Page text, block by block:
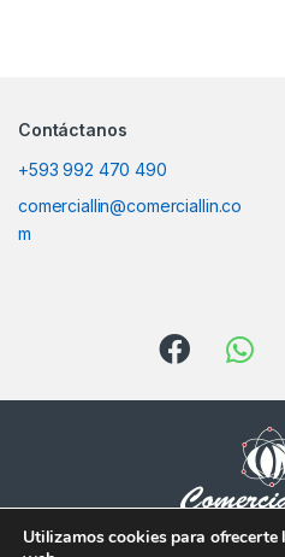
Contáctanos
+593 992 470 490
comerciallin@comerciallin.co
m
Utilizamos cookies para ofrecerte